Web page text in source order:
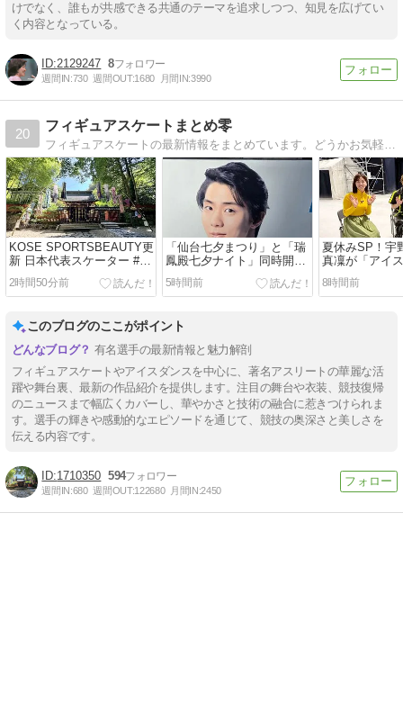
けでなく、誰もが共感できる共通のテーマを追求しつつ、知見を広げてい
く内容となっている。
2129247 8
週間IN:730 週間OUT:1680 月間IN:3990
20
フィギュアスケートまとめ零
フィギュアスケートの最新情報をまとめています。どうかお気軽にお楽しみ下さい。画像の羽生結弦は「ヘルシンキ」
KOSE SPORTSBEAUTY更
新 日本代表スケーター #中
井亜美 選手独占インタビュ
ー！シニアでの飛躍を支え
2時間50分前
「仙台七夕まつり」と「瑞
鳳殿七夕ナイト」同時開催
中 羽生結弦「春よ、来い」
衣装モチーフ七夕飾りが登
5時間前
夏休みSP！宇
真凜が「アイ
向！五輪目指
ん』に密着！
8時間前
このブログのここがポイント
有名選手の最新情報と魅力解剖
フィギュアスケートやアイスダンスを中心に、著名アスリートの華麗な活
躍や舞台裏、最新の作品紹介を提供します。注目の舞台や衣装、競技復帰
のニュースまで幅広くカバーし、華やかさと技術の融合に惹きつけられま
す。選手の輝きや感動的なエピソードを通じて、競技の奥深さと美しさを
伝える内容です。
1710350 594
週間IN:680 週間OUT:122680 月間IN:2450